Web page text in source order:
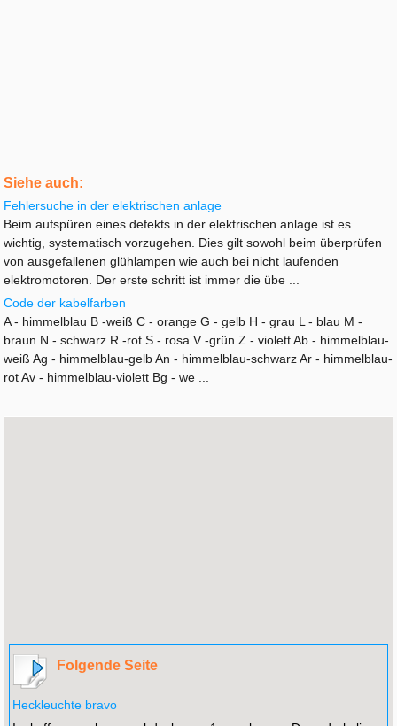
Siehe auch:
Fehlersuche in der elektrischen anlage
Beim aufspüren eines defekts in der elektrischen anlage ist es
wichtig, systematisch vorzugehen. Dies gilt sowohl beim überprüfen
von ausgefallenen glühlampen wie auch bei nicht laufenden
elektromotoren. Der erste schritt ist immer die übe ...
Code der kabelfarben
A - himmelblau B -weiß C - orange G - gelb H - grau L - blau M -
braun N - schwarz R -rot S - rosa V -grün Z - violett Ab - himmelblau-
weiß Ag - himmelblau-gelb An - himmelblau-schwarz Ar - himmelblau-
rot Av - himmelblau-violett Bg - we ...
Folgende Seite
Heckleuchte bravo